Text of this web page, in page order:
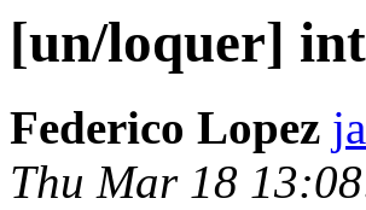
[un/loquer]
Federico Lopez
Thu Mar 18